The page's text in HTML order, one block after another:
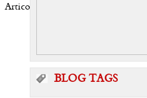
Articoli correlati:
BLOG TAGS